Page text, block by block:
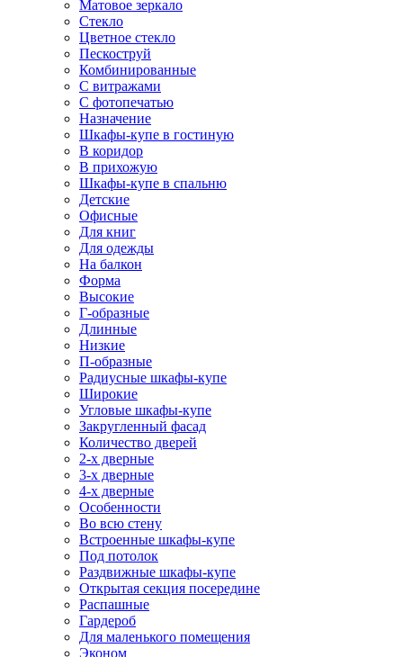
Матовое зеркало
Стекло
Цветное стекло
Пескоструй
Комбинированные
С витражами
С фотопечатью
Назначение
Шкафы-купе в гостиную
В коридор
В прихожую
Шкафы-купе в спальню
Детские
Офисные
Для книг
Для одежды
На балкон
Форма
Высокие
Г-образные
Длинные
Низкие
П-образные
Радиусные шкафы-купе
Широкие
Угловые шкафы-купе
Закругленный фасад
Количество дверей
2-х дверные
3-х дверные
4-х дверные
Особенности
Во всю стену
Встроенные шкафы-купе
Под потолок
Раздвижные шкафы-купе
Открытая секция посередине
Распашные
Гардероб
Для маленького помещения
Эконом